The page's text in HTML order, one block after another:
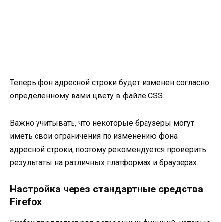
Теперь фон адресной строки будет изменен согласно
определенному вами цвету в файле CSS.
Важно учитывать, что некоторые браузеры могут
иметь свои ограничения по изменению фона
адресной строки, поэтому рекомендуется проверить
результаты на различных платформах и браузерах.
Настройка через стандартные средства
Firefox